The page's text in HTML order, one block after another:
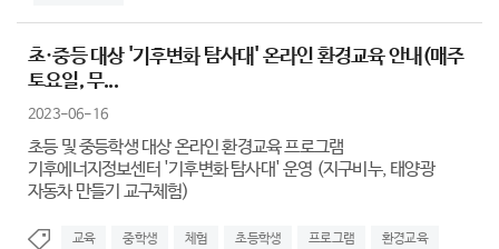
초·중등 대상 '기후변화 탐사대' 온라인 환경교육 안내(매주
토요일, 무...
2023-06-16
초등 및 중등학생 대상 온라인 환경교육 프로그램
기후에너지정보센터 '기후변화 탐사대' 운영 (지구비누, 태양광
자동차 만들기 교구체험)
교육 중학생 체험 초등학생 프로그램 환경교육